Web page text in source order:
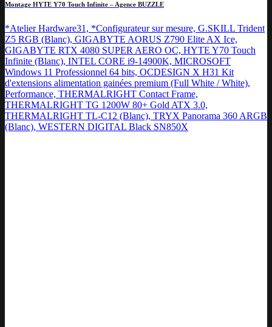
Montage HYTE Y70 Touch Infinite – Agence BUZZLE
*Atelier Hardware31, *Configurateur sur mesure, G.SKILL Trident
Z5 RGB (Blanc), GIGABYTE AORUS Z790 Elite AX Ice,
GIGABYTE RTX 4080 SUPER AERO OC, HYTE Y70 Touch
Infinite (Blanc), INTEL CORE i9-14900K, MICROSOFT
Windows 11 Professionnel 64 bits, OCDESIGN X H31 Kit
d'extensions alimentation gainées premium (Full White / White),
Performance, THERMALRIGHT Contact Frame,
THERMALRIGHT TG 1200W 80+ Gold ATX 3.0,
THERMALRIGHT TL-C12 (Blanc), TRYX Panorama 360 ARGB
(Blanc), WESTERN DIGITAL Black SN850X